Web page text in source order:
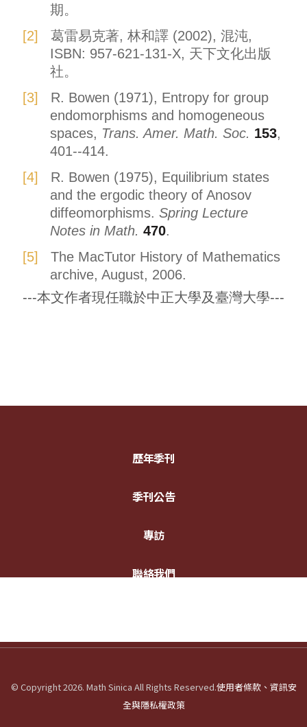
期。
葛雷易克著, 林和譯 (2002), 混沌,
ISBN: 957-621-131-X, 天下文化出版
社。
R. Bowen (1971), Entropy for group
endomorphisms and homogeneous
spaces, Trans. Amer. Math. Soc. 153,
401--414.
R. Bowen (1975), Equilibrium states
and the ergodic theory of Anosov
diffeomorphisms. Spring Lecture
Notes in Math. 470.
The MacTutor History of Mathematics
archive, August, 2006.
---本文作者現任職於中正大學及臺灣大學---
歷年季刊
季刊公告
專訪
聯絡我們
© Copyright 2026. Math Sinica All Rights Reserved.使用者條款、資訊安
全與隱私權政策